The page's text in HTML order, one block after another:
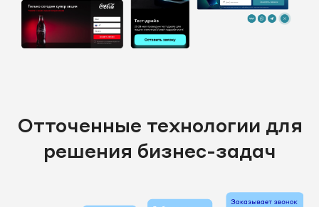
Отточенные технологии для
решения бизнес-задач